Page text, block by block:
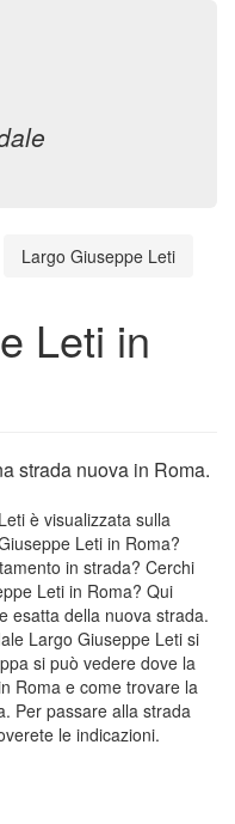
Largo Giuseppe Leti
Leti in
strada nuova in Roma.
è visualizzata sulla
Leti in Roma?
in strada? Cerchi
Leti in Roma? Qui
esatta della nuova strada.
Largo Giuseppe Leti si
si può vedere dove la
Roma e come trovare la
Per passare alla strada
le indicazioni.